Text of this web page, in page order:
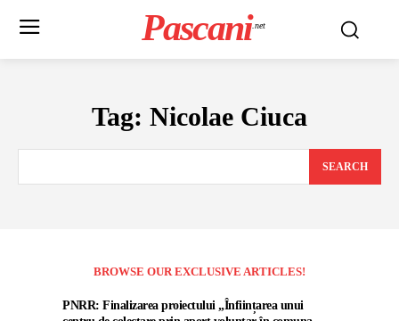
Pascani .net
Tag: Nicolae Ciuca
SEARCH
BROWSE OUR EXCLUSIVE ARTICLES!
PNRR: Finalizarea proiectului „Înființarea unui